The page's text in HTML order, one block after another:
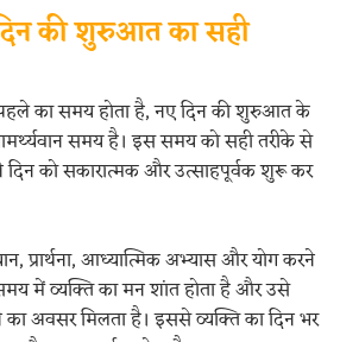
दिन की शुरुआत का सही
पहले का समय होता है, नए दिन की शुरुआत के
समय है। इस समय को सही तरीके से
को सकारात्मक और उत्साहपूर्वक शुरू कर
प्रार्थना, आध्यात्मिक अभ्यास और योग करने
में व्यक्ति का मन शांत होता है और उसे
अवसर मिलता है। इससे व्यक्ति का दिन भर